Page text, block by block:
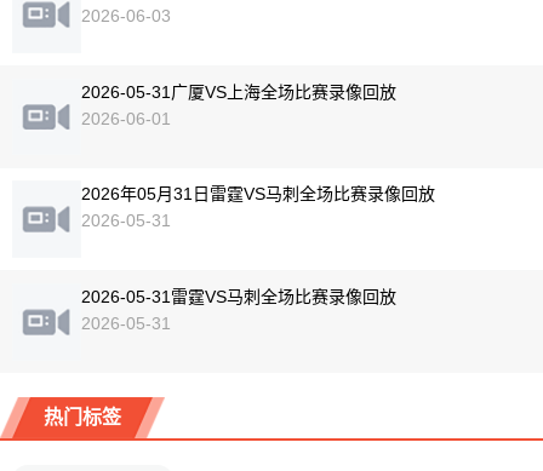
2026-06-03
2026-05-31广厦VS上海全场比赛录像回放
2026-06-01
2026年05月31日雷霆VS马刺全场比赛录像回放
2026-05-31
2026-05-31雷霆VS马刺全场比赛录像回放
2026-05-31
热门标签